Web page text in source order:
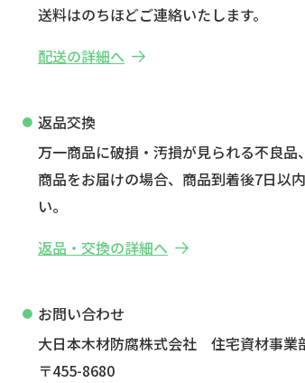
送料はのちほどご連絡いたします。
配送の詳細へ
返品交換
万一商品に破損・汚損が見られる不良品
商品をお届けの場合、商品到着後7日以
い。
返品・交換の詳細へ
お問い合わせ
大日本木材防腐株式会社 住宅資材事業
〒455-8680